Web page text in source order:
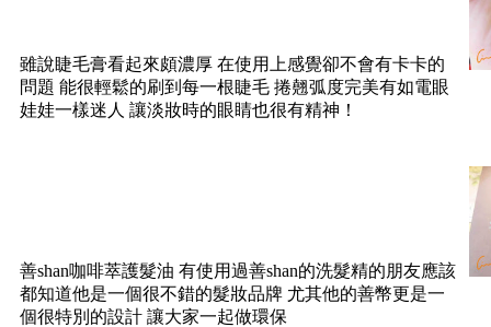
雖說睫毛膏看起來頗濃厚 在使用上感覺卻不會有卡卡的
問題 能很輕鬆的刷到每一根睫毛 捲翹弧度完美有如電眼
娃娃一樣迷人 讓淡妝時的眼睛也很有精神！
善shan咖啡萃護髮油 有使用過善shan的洗髮精的朋友應該
都知道他是一個很不錯的髮妝品牌 尤其他的善幣更是一
個很特別的設計 讓大家一起做環保